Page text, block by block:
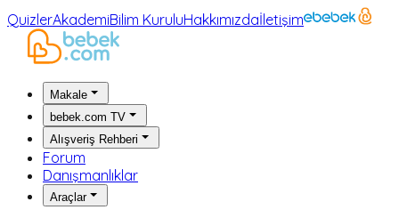
QuizlerAkademiBilim KuruluHakkımızdaİletişim
Makale
bebek.com TV
Alışveriş Rehberi
Forum
Danışmanlıklar
Araçlar